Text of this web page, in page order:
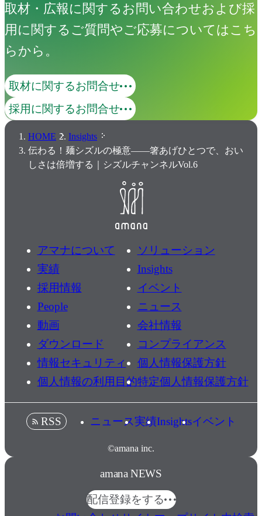
取材・広報に関するお問い合わせおよび採
用に関するご質問やご応募についてはこち
らから。
取材に関するお問合せ
採用に関するお問合せ
HOME
Insights
伝わる！麺シズルの極意――箸あげひとつで、おい
しさは倍増する｜シズルチャンネルVol.6
アマナについて
ソリューション
実績
Insights
採用情報
イベント
People
ニュース
動画
会社情報
ダウンロード
コンプライアンス
情報セキュリティ
個人情報保護方針
個人情報の利用目的特定個人情報保護方針
©amana inc.
RSS ニュース実績Insightsイベント
amana NEWS
配信登録をする